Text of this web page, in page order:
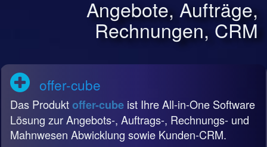
Angebote, Aufträge,
Rechnungen, CRM
offer-cube
Das Produktoffer-cube ist Ihre All-in-One Software
Lösung zur Angebots-, Auftrags-, Rechnungs- und
Mahnwesen Abwicklung sowie Kunden-CRM.